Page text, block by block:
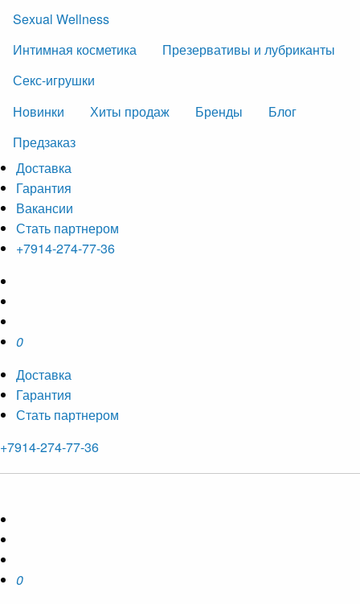
Sexual Wellness
Интимная косметика
Презервативы и лубриканты
Секс-игрушки
Новинки
Хиты продаж Бренды
Блог
Предзаказ
Доставка
Гарантия
Вакансии
Стать партнером
+7914-274-77-36
0
Доставка
Гарантия
Стать партнером
+7914-274-77-36
0